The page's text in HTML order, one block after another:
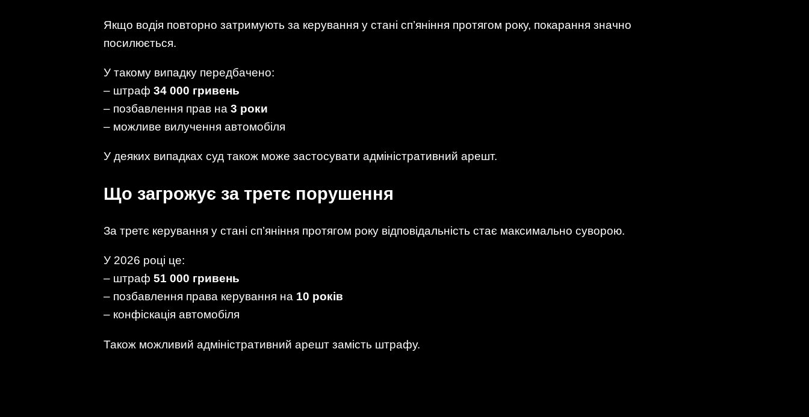
Якщо водія повторно затримують за керування у стані сп’яніння протягом року, покарання значно
посилюється.
У такому випадку передбачено:
– штраф 34 000 гривень
– позбавлення прав на 3 роки
– можливе вилучення автомобіля
У деяких випадках суд також може застосувати адміністративний арешт.
Що загрожує за третє порушення
За третє керування у стані сп’яніння протягом року відповідальність стає максимально суворою.
У 2026 році це:
– штраф 51 000 гривень
– позбавлення права керування на 10 років
– конфіскація автомобіля
Також можливий адміністративний арешт замість штрафу.